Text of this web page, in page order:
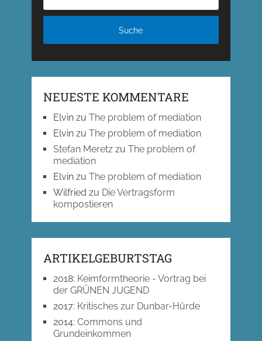
NEUESTE KOMMENTARE
Elvinzu The problem of mediation
Elvinzu The problem of mediation
Stefan Meretzzu The problem of
mediation
Elvinzu The problem of mediation
Wilfried zu Die Vertragsform
kompostieren
ARTIKELGEBURTSTAG
2018: Keimformtheorie - Vortrag bei
der GRÜNEN JUGEND
2017: Kritisches zur Dunbar-Hürde
2014: Commons und
Grundeinkommen